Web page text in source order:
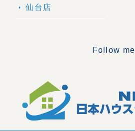
arrow_right 仙台店
Follow me